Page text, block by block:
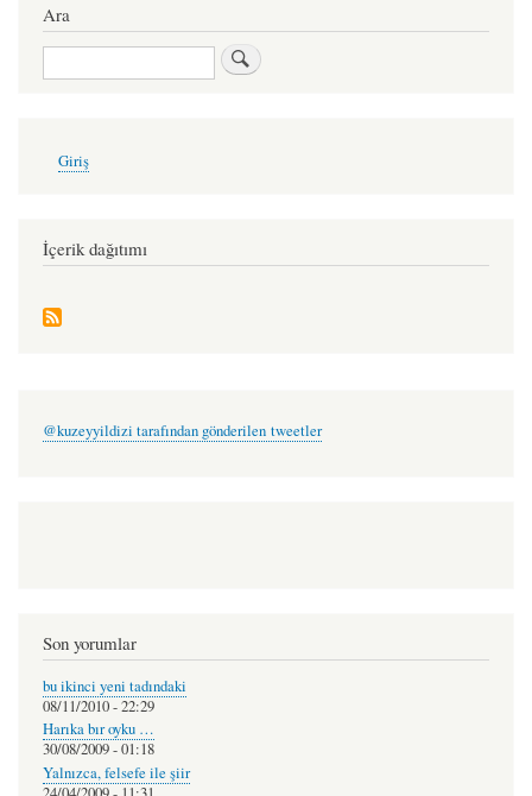
for
ilk
çıkış
pavlos
bahar
alkan)
Ara
Ara
account
Giriş
İçerik dağıtımı
@kuzeyyildizi tarafından gönderilen tweetler
Son yorumlar
bu ikinci yeni tadındaki
08/11/2010 - 22:29
Harıka bır oyku …
30/08/2009 - 01:18
Yalnızca, felsefe ile şiir